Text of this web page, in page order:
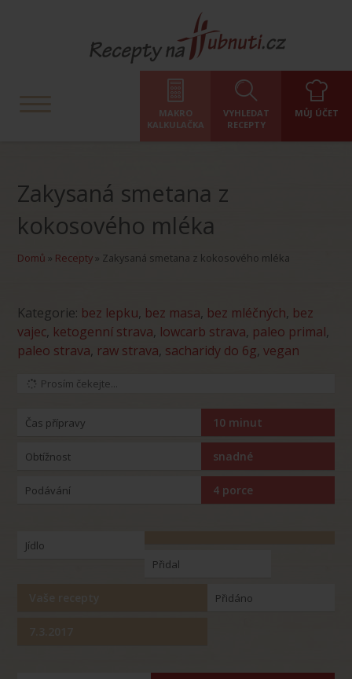
MAKRO
KALKULAČKA
VYHLEDAT
RECEPTY
MŮJ ÚČET
Zakysaná smetana z
kokosového mléka
Domů » Recepty » Zakysaná smetana z kokosového mléka
Kategorie: bez lepku, bez masa, bez mléčných, bez
vajec, ketogenní strava, lowcarb strava, paleo primal,
paleo strava, raw strava, sacharidy do 6g,vegan
Prosím čekejte...
Čas přípravy 10 minut
Obtížnost snadné
Podávání 4 porce
Jídlo
Přidal
Přidáno